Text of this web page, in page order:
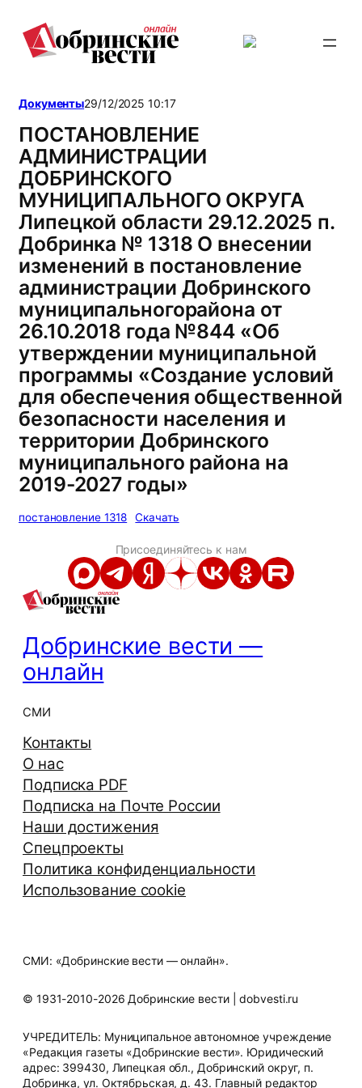
содержимому
Документы29/12/2025 10:17
ПОСТАНОВЛЕНИЕ
АДМИНИСТРАЦИИ
ДОБРИНСКОГО
МУНИЦИПАЛЬНОГО ОКРУГА
Липецкой области 29.12.2025 п.
Добринка № 1318 О внесении
изменений в постановление
администрации Добринского
муниципальногорайона от
26.10.2018 года №844 «Об
утверждении муниципальной
программы «Создание условий
для обеспечения общественной
безопасности населения и
территории Добринского
муниципального района на
2019-2027 годы»
постановление 1318 Скачать
Присоединяйтесь к нам
Добринские вести —
онлайн
СМИ
Контакты
О нас
Подписка PDF
Подписка на Почте России
Наши достижения
Спецпроекты
Политика конфиденциальности
Использование cookie
СМИ: «Добринские вести — онлайн».
© 1931-2010-2026 Добринские вести | dobvesti.ru
УЧРЕДИТЕЛЬ: Муниципальное автономное учреждение
«Редакция газеты «Добринские вести». Юридический
адрес: 399430, Липецкая обл., Добринский округ, п.
Добринка, ул. Октябрьская, д. 43. Главный редактор